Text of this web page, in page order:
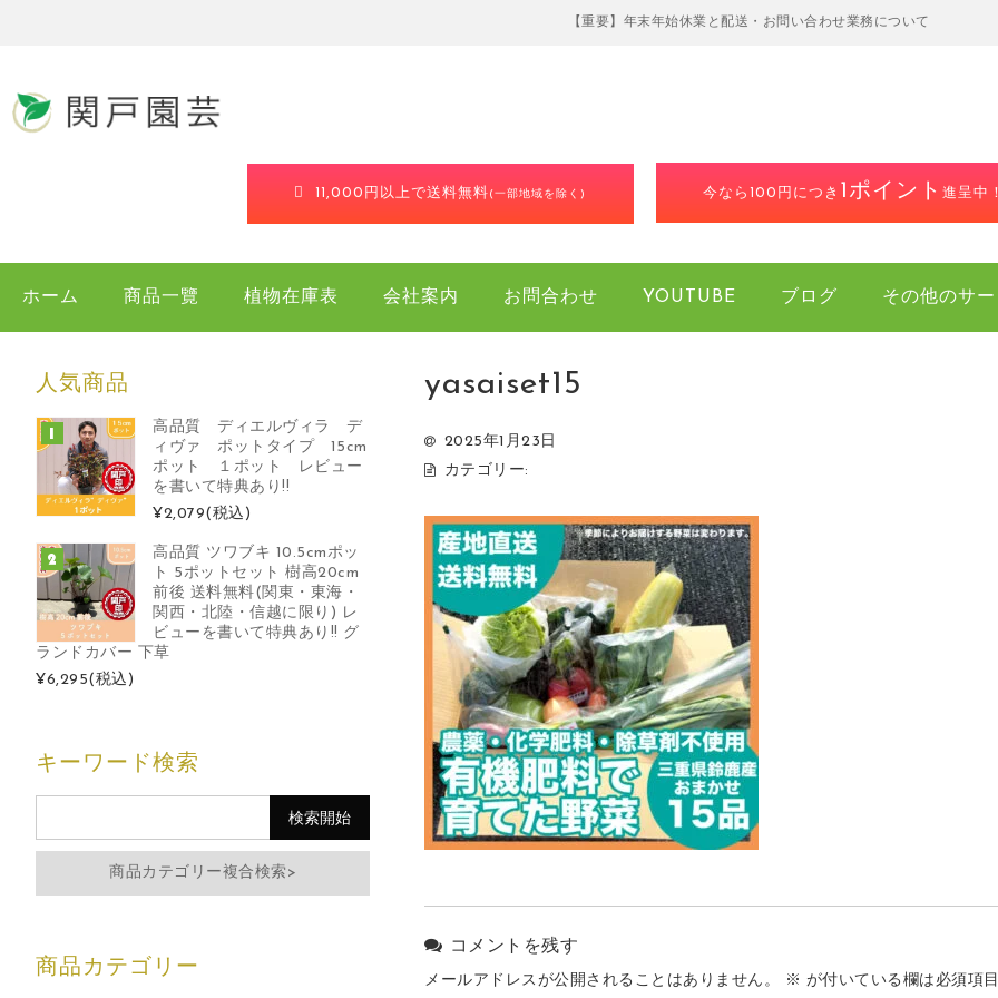
【重要】年末年始休業と配送・お問い合わせ業務について
11,000円以上で送料無料(一部地域を除く) 今なら100円につき 1ポイント進呈中
ホーム 商品一覽 植物在庫表 会社案内 お問合わせ YOUTUBE ブログ その他のサ
yasaiset15
2025年1月23日
カテゴリー:
コメントを残す
メールアドレスが公開されることはありません。 ※ が付いている欄は必須項
人気商品
高品質 ディエルヴィラ デ
ィヴァ ポットタイプ 15cm
ポット １ポット レビュー
を書いて特典あり!!
¥2,079(税込)
高品質 ツワブキ 10.5cmポッ
ト 5ポットセット 樹高20cm
前後 送料無料(関東・東海・
関西・北陸・信越に限り) レ
ビューを書いて特典あり!! グ
ランドカバー 下草
¥6,295(税込)
キーワード検索
商品カテゴリー複合検索>